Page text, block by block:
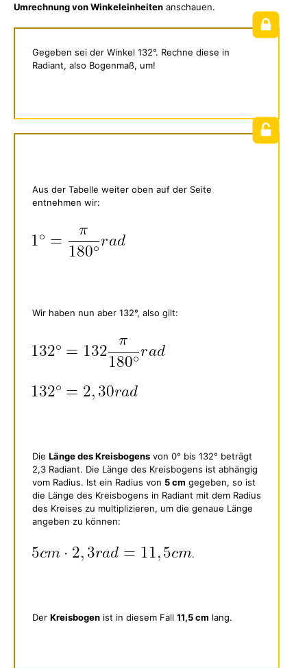
Umrechnung von Winkeleinheiten anschauen.
Gegeben sei der Winkel 132°. Rechne diese in
Radiant, also Bogenmaß, um!
Aus der Tabelle weiter oben auf der Seite
entnehmen wir:
Wir haben nun aber 132°, also gilt:
Die Länge des Kreisbogens von 0° bis 132° beträgt
2,3 Radiant. Die Länge des Kreisbogens ist abhängig
vom Radius. Ist ein Radius von 5 cm gegeben, so ist
die Länge des Kreisbogens in Radiant mit dem Radius
des Kreises zu multiplizieren, um die genaue Länge
angeben zu können:
.
Der Kreisbogen ist in diesem Fall 11,5 cm lang.